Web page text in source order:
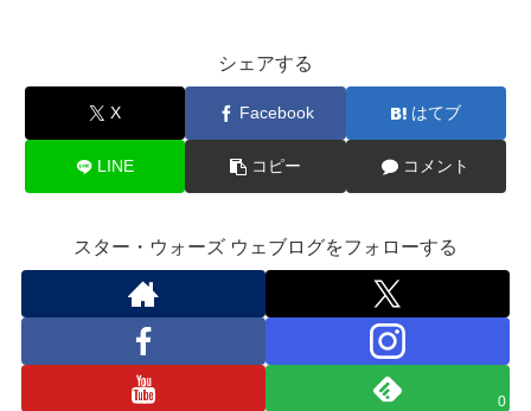
シェアする
X Facebook はてブ
LINE コピー コメント
スター・ウォーズ ウェブログをフォローする
0